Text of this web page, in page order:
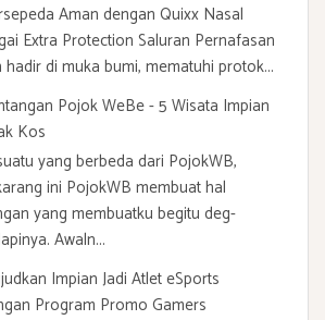
Aman dengan Quixx Nasal
Extra Protection Saluran Pernafasan
hadir di muka bumi, mematuhi protok...
Pojok WeBe - 5 Wisata Impian
Kos
yang berbeda dari PojokWB,
ini PojokWB membuat hal
yang membuatku begitu deg-
Awaln...
Impian Jadi Atlet eSports
Program Promo Gamers